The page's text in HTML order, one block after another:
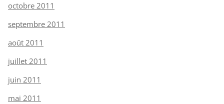
octobre 2011
septembre 2011
août 2011
juillet 2011
juin 2011
mai 2011